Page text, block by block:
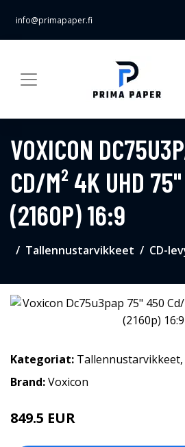
info@primapaper.fi
VOXICON
CD/M² 4K UHD
(2160P) 16:9
Tallennustarvikkeet CD-
Kategoriat: Tallennustarvikkeet,
Brand:Voxicon
849.5 EUR